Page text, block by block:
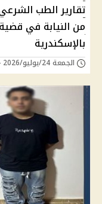
تقارير الطب
من النيابة في
بالإسكندرية
الجمعة 24/يوليو/2026 - 01:40 م